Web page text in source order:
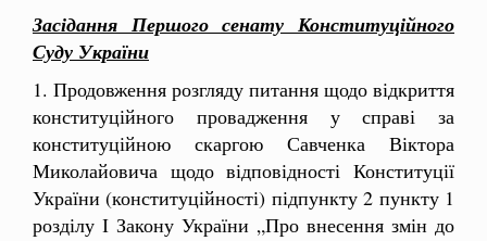
Засідання Першого сенату Конституційного
Суду України
1. Продовження розгляду питання щодо відкриття
конституційного провадження у справі за
конституційною скаргою Савченка Віктора
Миколайовича щодо відповідності Конституції
України (конституційності) підпункту 2 пункту 1
розділу І Закону України „Про внесення змін до